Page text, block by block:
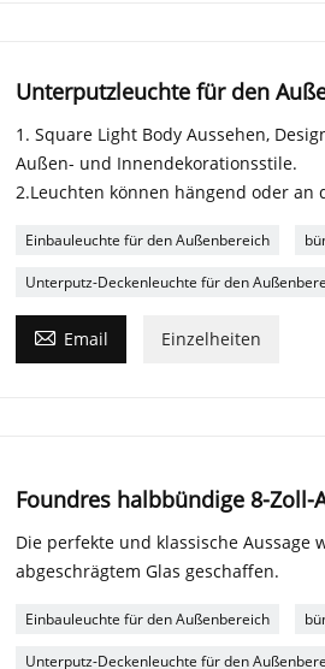
Unterputzleuchte für den
1. Square Light Body Aussehen,
Außen- und Innendekorationsstile.
2.Leuchten können hängend oder an
Einbauleuchte für den Außenbereich
Unterputz-Deckenleuchte für den
 Email Einzelheiten
Foundres halbbündige 8-Zoll-
Die perfekte und klassische Aussage
abgeschrägtem Glas geschaffen.
Einbauleuchte für den Außenbereich
Unterputz-Deckenleuchte für den